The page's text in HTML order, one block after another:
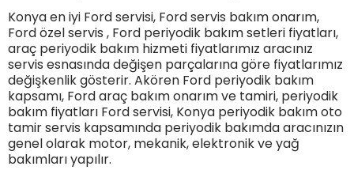
Konya en iyi Ford servisi, Ford servis bakım onarım,
Ford özel servis , Ford periyodik bakım setleri fiyatları,
araç periyodik bakım hizmeti fiyatlarımız aracınız
servis esnasında değişen parçalarına göre fiyatlarımız
değişkenlik gösterir. Akören Ford periyodik bakım
kapsamı, Ford araç bakım onarım ve tamiri, periyodik
bakım fiyatları Ford servisi, Konya periyodik bakım oto
tamir servis kapsamında periyodik bakımda aracınızın
genel olarak motor, mekanik, elektronik ve yağ
bakımları yapılır.